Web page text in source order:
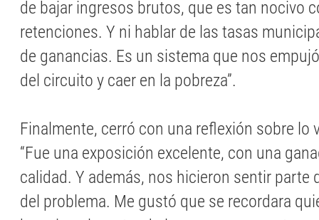
de bajar ingresos brutos, que es tan nocivo
retenciones. Y ni hablar de las tasas
de ganancias. Es un sistema que nos
del circuito y caer en la pobreza”.
Finalmente, cerró con una reflexión sobre lo
“Fue una exposición excelente, con una
calidad. Y además, nos hicieron sentir parte
del problema. Me gustó que se recordara